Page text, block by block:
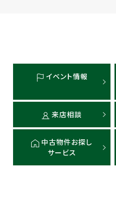
イベント情報
来店相談
中古物件お探し
サービス